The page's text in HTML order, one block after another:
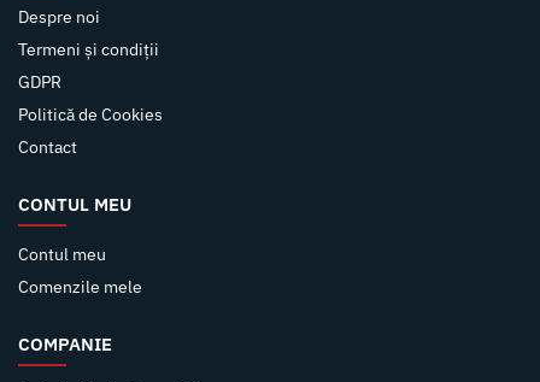
Despre noi
Termeni și condiții
GDPR
Politică de Cookies
Contact
CONTUL MEU
Contul meu
Comenzile mele
COMPANIE